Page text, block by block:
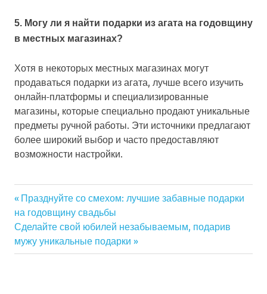
5. Могу ли я найти подарки из агата на годовщину
в местных магазинах?
Хотя в некоторых местных магазинах могут
продаваться подарки из агата, лучше всего изучить
онлайн-платформы и специализированные
магазины, которые специально продают уникальные
предметы ручной работы. Эти источники предлагают
более широкий выбор и часто предоставляют
возможности настройки.
Навигация
по
Previous
Post:
Празднуйте со смехом: лучшие забавные подарки
на годовщину свадьбы
Next
Post:
Сделайте свой юбилей незабываемым, подарив
мужу уникальные подарки